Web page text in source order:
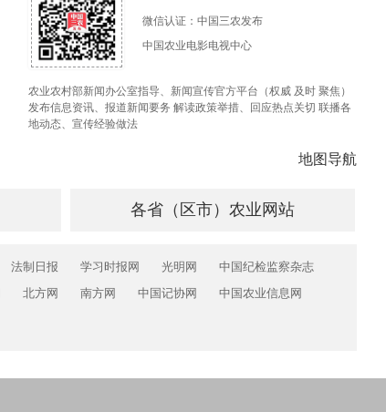
微信认证：中国三农发布
中国农业电影电视中心
农业农村部新闻办公室指导、新闻宣传官方平台（权威 及时 聚焦）
发布信息资讯、报道新闻要务 解读政策举措、回应热点关切 联播各
地动态、宣传经验做法
地图导航
各省（区市）农业网站
法制日报 学习时报网 光明网
中国纪检监察杂志
北方网 南方网 中国记协网
中国农业信息网